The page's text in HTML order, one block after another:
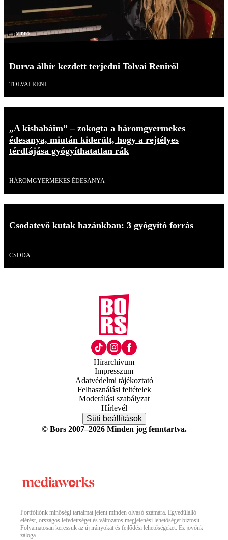
Videó
Durva álhír kezdett terjedni Tolvai Reniről
TOLVAI RENI
„A kisbabáim” – zokogta a háromgyermekes
édesanya, miután kiderült, hogy a rejtélyes
térdfájása gyógyíthatatlan rák
HÁROMGYERMEKES ÉDESANYA
Csodatevő kutak hazánkban: 3 gyógyító forrás
CSODA
Hírarchívum
Impresszum
Adatvédelmi tájékoztató
Felhasználási feltételek
Moderálási szabályzat
Hírlevél
Süti beállítások
© Bors 2007–2026 Minden jog fenntartva.
Portfóliónk minőségi tartalmat jelent minden olvasó számára. Egyedülálló
elérést, országos lefedettséget és változatos megjelenési lehetőséget biztosít.
Folyamatosan keressük az új irányokat és fejlődési lehetőségeket. Ez jövőnk
záloga.